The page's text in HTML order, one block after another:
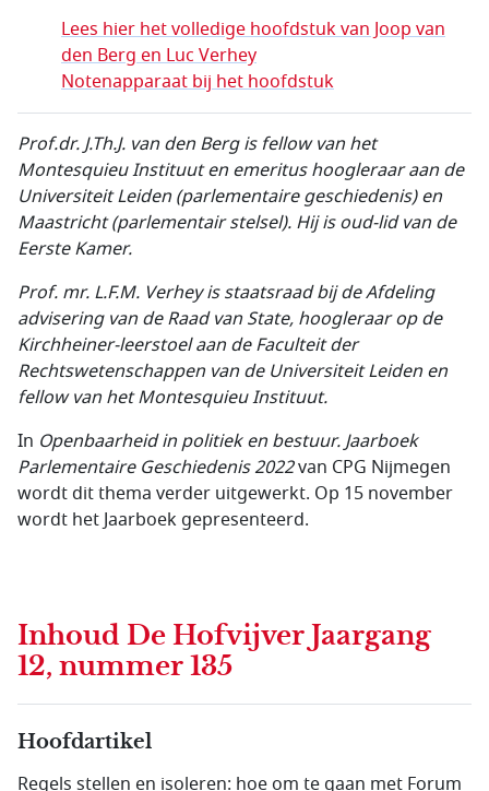
Lees hier het volledige hoofdstuk van Joop van
den Berg en Luc Verhey
Notenapparaat bij het hoofdstuk
Prof.dr. J.Th.J. van den Berg is fellow van het
Montesquieu Instituut en emeritus hoogleraar aan de
Universiteit Leiden (parlementaire geschiedenis) en
Maastricht (parlementair stelsel). Hij is oud-lid van de
Eerste Kamer.
Prof. mr. L.F.M. Verhey is staatsraad bij de Afdeling
advisering van de Raad van State, hoogleraar op de
Kirchheiner-leerstoel aan de Faculteit der
Rechtswetenschappen van de Universiteit Leiden en
fellow van het Montesquieu Instituut.
In Openbaarheid in politiek en bestuur. Jaarboek
Parlementaire Geschiedenis 2022van CPG Nijmegen
wordt dit thema verder uitgewerkt. Op 15 november
wordt het Jaarboek gepresenteerd.
Inhoud De Hofvijver Jaargang
12, nummer 135
Hoofdartikel
Regels stellen en isoleren: hoe om te gaan met Forum